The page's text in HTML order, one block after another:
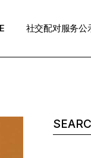
社交配对服务公
退款政策 /